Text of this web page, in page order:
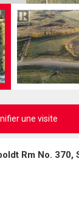
une visite
Rm No. 370,